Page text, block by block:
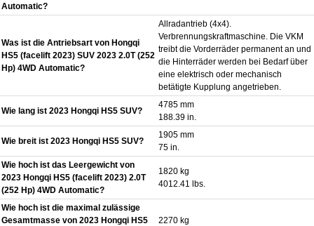
Automatic?
Was ist die Antriebsart von Hongqi
HS5 (facelift 2023) SUV 2023 2.0T (252
Hp) 4WD Automatic?
Allradantrieb (4x4).
Verbrennungskraftmaschine. Die VKM
treibt die Vorderräder permanent an und
die Hinterräder werden bei Bedarf über
eine elektrisch oder mechanisch
betätigte Kupplung angetrieben.
Wie lang ist 2023 Hongqi HS5 SUV?
4785 mm
188.39 in.
Wie breit ist 2023 Hongqi HS5 SUV?
1905 mm
75 in.
Wie hoch ist das Leergewicht von
2023 Hongqi HS5 (facelift 2023) 2.0T
(252 Hp) 4WD Automatic?
1820 kg
4012.41 lbs.
Wie hoch ist die maximal zulässige
Gesamtmasse von 2023 Hongqi HS5
2270 kg